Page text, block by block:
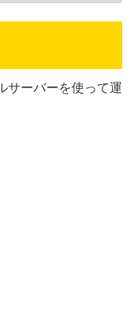
サーバーを使って運